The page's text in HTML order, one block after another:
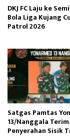
DKJ FC Laju ke
Bola Liga Kujang
Patrol 2026
Satgas Pamtas
13/Nanggala
Penyerahan Sisik